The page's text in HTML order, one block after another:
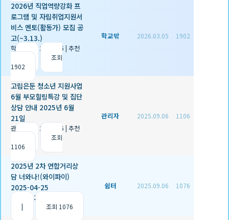
2026년 직업역량강화 프
로그램 및 자립취업지원서
비스 멘토(활동가) 모집 공
고(~3.13.)
학교밖 2026.03.05 | 추천
조회
1902
학교밖 2026.03.05 1902
고립은둔 청소년 지원사업
6월 부모힐링특강 및 집단
상담 안내 2025년 6월
21일
관리자 2025.09.06 | 추천
조회
1106
관리자 2025.09.06 1106
2025년 2차 연합거리상
담 너와나!(와이파이)
2025-04-25
2025.09.06
|
조회 1076
쉼터 2025.09.06 1076